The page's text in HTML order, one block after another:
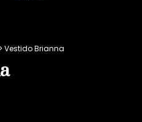
> Vestido Brianna